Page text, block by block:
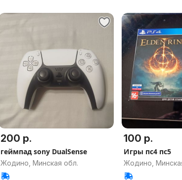
200 р.
геймпад sony DualSense
Жодино, Минская обл.
100 р.
Игры пс4 пс5
Жодино,